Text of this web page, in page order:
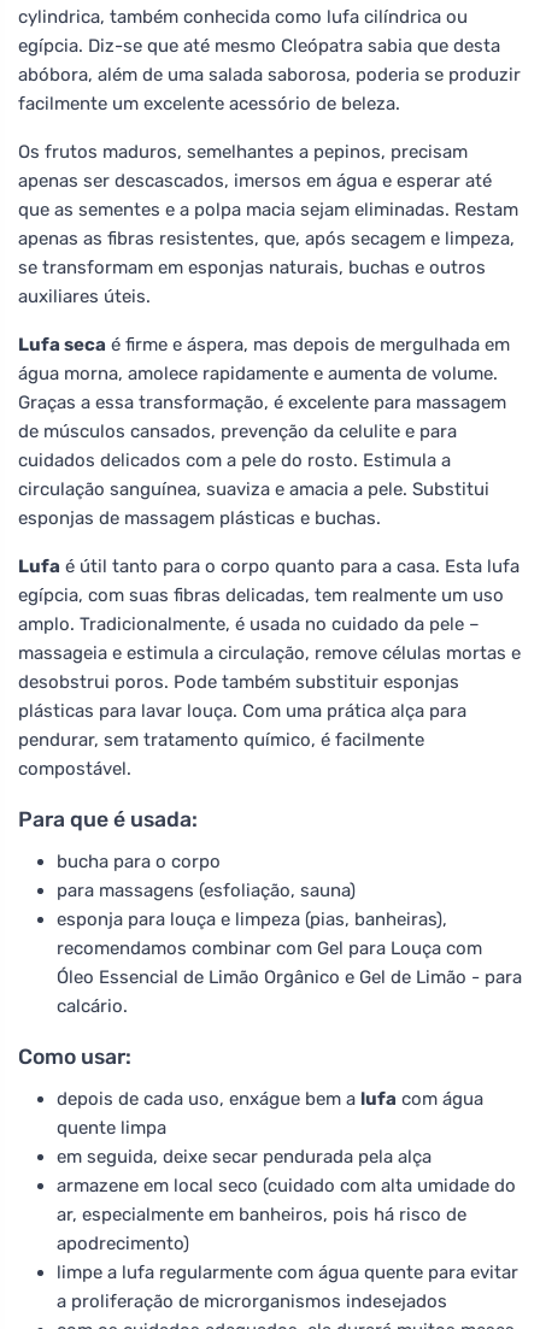
cylindrica, também conhecida como lufa cilíndrica ou
egípcia. Diz-se que até mesmo Cleópatra sabia que desta
abóbora, além de uma salada saborosa, poderia se produzir
facilmente um excelente acessório de beleza.
Os frutos maduros, semelhantes a pepinos, precisam
apenas ser descascados, imersos em água e esperar até
que as sementes e a polpa macia sejam eliminadas. Restam
apenas as fibras resistentes, que, após secagem e limpeza,
se transformam em esponjas naturais, buchas e outros
auxiliares úteis.
Lufa seca é firme e áspera, mas depois de mergulhada em
água morna, amolece rapidamente e aumenta de volume.
Graças a essa transformação, é excelente para massagem
de músculos cansados, prevenção da celulite e para
cuidados delicados com a pele do rosto. Estimula a
circulação sanguínea, suaviza e amacia a pele. Substitui
esponjas de massagem plásticas e buchas.
Lufa é útil tanto para o corpo quanto para a casa. Esta lufa
egípcia, com suas fibras delicadas, tem realmente um uso
amplo. Tradicionalmente, é usada no cuidado da pele –
massageia e estimula a circulação, remove células mortas e
desobstrui poros. Pode também substituir esponjas
plásticas para lavar louça. Com uma prática alça para
pendurar, sem tratamento químico, é facilmente
compostável.
Para que é usada:
bucha para o corpo
para massagens (esfoliação, sauna)
esponja para louça e limpeza (pias, banheiras),
recomendamos combinar com Gel para Louça com
Óleo Essencial de Limão Orgânico e Gel de Limão - para
calcário.
Como usar:
depois de cada uso, enxágue bem a lufa com água
quente limpa
em seguida, deixe secar pendurada pela alça
armazene em local seco (cuidado com alta umidade do
ar, especialmente em banheiros, pois há risco de
apodrecimento)
limpe a lufa regularmente com água quente para evitar
a proliferação de microrganismos indesejados